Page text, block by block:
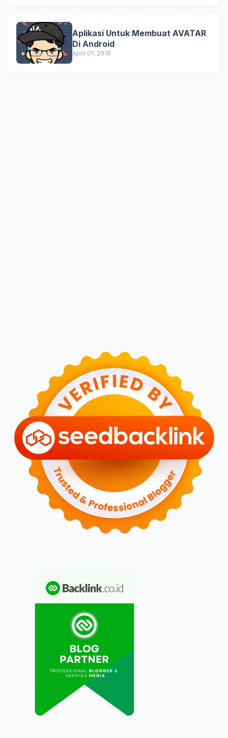
Aplikasi Untuk Membuat AVATAR
Di Android
April 01, 2018